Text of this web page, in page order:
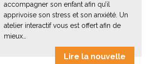
accompagner son enfant afin qu’il
apprivoise son stress et son anxiété. Un
atelier interactif vous est offert afin de
mieux…
Lire la nouvelle